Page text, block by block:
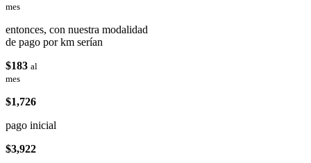
mes
entonces, con nuestra modalidad
de pago por km serían
$183 al
mes
$1,726
pago inicial
$3,922